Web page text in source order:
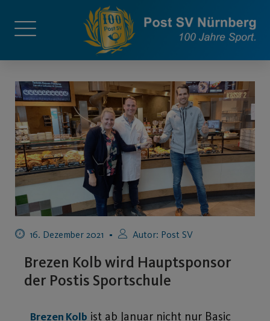
16. Dezember 2021 Autor: Post SV
Brezen Kolb wird Hauptsponsor
der Postis Sportschule
Brezen Kolb ist ab Januar nicht nur Basic